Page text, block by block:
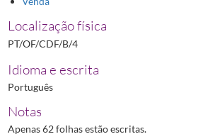
Localização física
PT/OF/CDF/B/4
Idioma e escrita
Português
Notas
Apenas 62 folhas estão escritas.